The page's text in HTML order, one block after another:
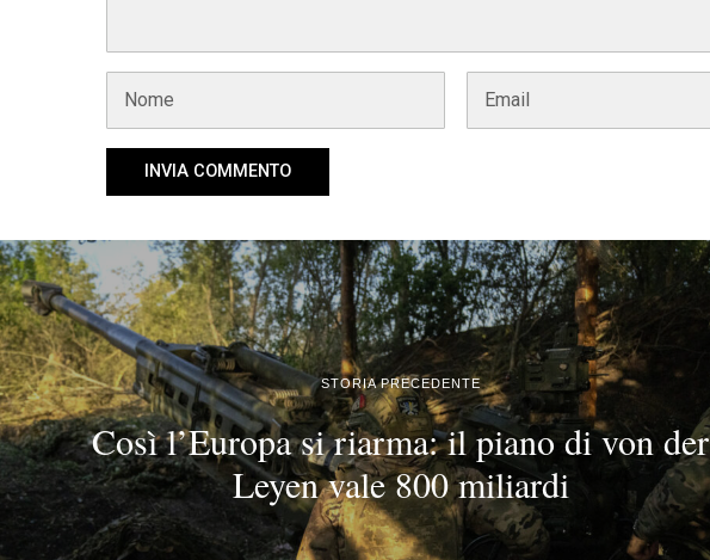
STORIA PRECEDENTE
Così l’Europa si riarma: il piano di von der
Leyen vale 800 miliardi